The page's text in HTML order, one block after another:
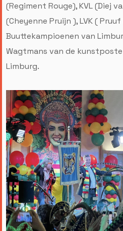
(Regiment Rouge), KVL (Diej
(Cheyenne Pruijn ), LVK ( Pruuf
Buuttekampioenen van
Wagtmans van de
Limburg.